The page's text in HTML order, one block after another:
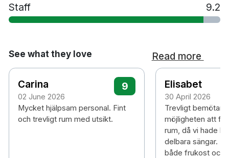
Staff 9.2
See what they love Read more
Carina
02 June 2026
9
Mycket hjälpsam personal. Fint
och trevligt rum med utsikt.
Elisabet
30 April 2026
Trevligt
möjligheten att få
rum, då vi hade
delbara sängar.
både frukost och